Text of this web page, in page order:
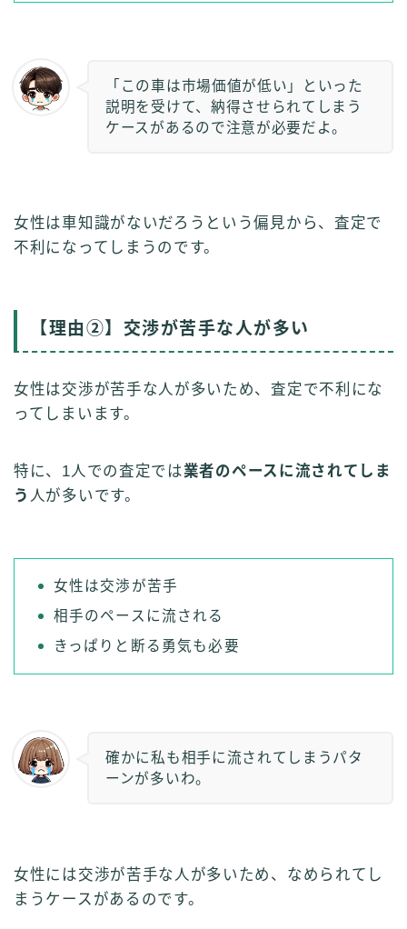
「この車は市場価値が低い」といった
説明を受けて、納得させられてしまう
ケースがあるので注意が必要だよ。
女性は車知識がないだろうという偏見から、査定で
不利になってしまうのです。
【理由②】交渉が苦手な人が多い
女性は交渉が苦手な人が多いため、査定で不利にな
ってしまいます。
特に、1人での査定では業者のペースに流されてしま
う 人が多いです。
女性は交渉が苦手
相手のペースに流される
きっぱりと断る勇気も必要
確かに私も相手に流されてしまうパタ
ーンが多いわ。
女性には交渉が苦手な人が多いため、なめられてし
まうケースがあるのです。